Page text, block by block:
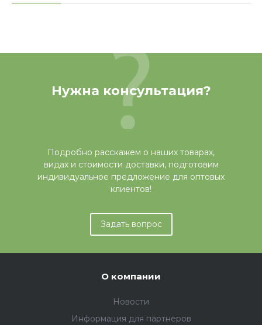
Нужна консультация?
Подробно расскажем о наших товарах,
видах и стоимости доставки, подготовим
индивидуальное предложение для оптовых
клиентов!
Задать вопрос
О компании
Новости
Информация для партнеров